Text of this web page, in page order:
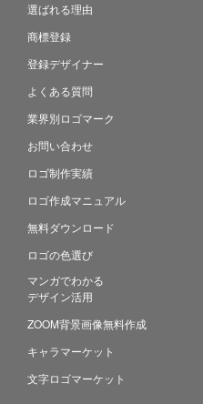
選ばれる理由
商標登録
登録デザイナー
よくある質問
業界別ロゴマーク
お問い合わせ
ロゴ制作実績
ロゴ作成マニュアル
無料ダウンロード
ロゴの色選び
マンガでわかる
デザイン活用
ZOOM背景画像無料作成
キャラマーケット
文字ロゴマーケット